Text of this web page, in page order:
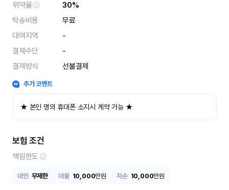
위약율
30%
탁송비용
무료
대여지역
-
결제수단
-
결제방식
선불결제
추가 코멘트
★ 본인 명의 휴대폰 소지시 계약 가능 ★
보험 조건
책임한도
대인 무제한 대물 10,000만원 자손 10,000만원